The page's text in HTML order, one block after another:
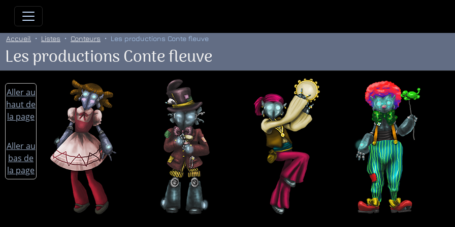
Allez directement au contenu
Accueil Listes Conteurs Les productions Conte fleuve
Les productions Conte fleuve
Aller au
haut de
la page
Aller au
bas de
la page